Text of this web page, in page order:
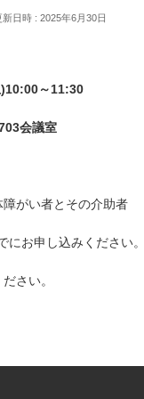
新日時 : 2025年6月30日
～11:30
会議室
がい者とその介助者
にお申し込みください
さい。